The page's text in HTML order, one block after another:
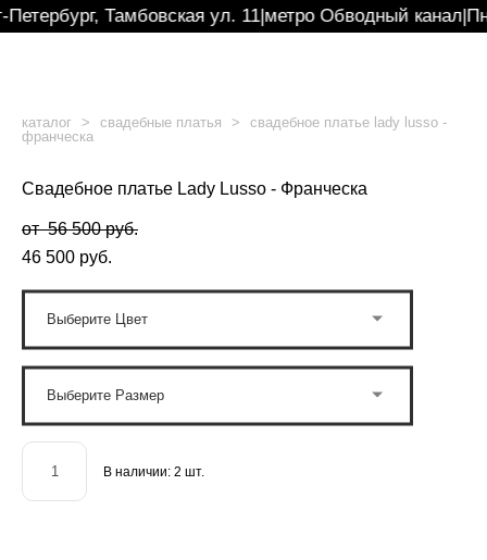
Тамбовская ул. 11|метро Обводный канал|
каталог > свадебные платья >
свадебное платье lady lusso -
франческа
Свадебное платье Lady Lusso - Франческа
от 56 500 pуб.
46 500 pуб.
Выберите Цвет
Выберите Размер
В наличии: 2 шт.